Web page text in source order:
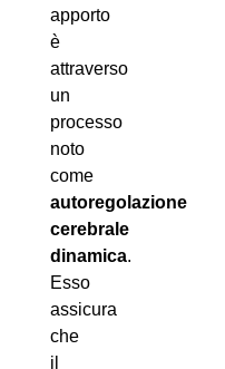
apporto
è
attraverso
un
processo
noto
come
autoregolazione
cerebrale
dinamica.
Esso
assicura
che
il